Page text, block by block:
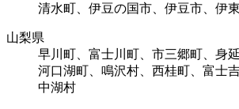
清水町、伊豆の国市、伊豆市、伊
山梨県
早川町、富士川町、市三郷町、身
河口湖町、鳴沢村、西桂町、富士
中湖村